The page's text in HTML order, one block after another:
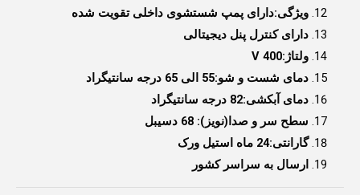
ویژگی:دارای پمپ شستشوی داخلی تقویت شده
دارای کنترل پنل دیجیتالی
ولتاژ:400 V
دمای شست و شو:55 الی 65 درجه سانتیگراد
دمای آبکشی:82 درجه سانتیگراد
سطح سر و صدا(نویز): 68 دسیبل
گارانتی:24 ماه استیل ورک
ارسال به سراسر کشور